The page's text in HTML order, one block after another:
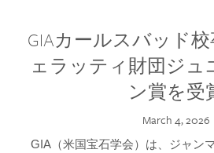
GIAカールスバッド
ェラッティ財団ジュ
ン賞を受
March 4, 2026
GIA（米国宝石学会）は、ジャン